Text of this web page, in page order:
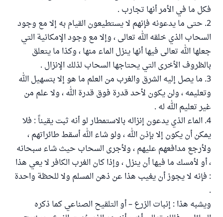
فكل ما في الأمر أنها تجارب .
2. حتى ما يدعونه فإنهم لا يستطيعون القيام به إلا مع وجود
السحاب الذي خلقه الله تعالى ، وإلا مع وجود الإمكانية التي
جعلها الله تعالى فيها أنها ينزل الماء منها ، وكذا ما يتعلق
بالظروف الأخرى التي يحتاجها السحاب لذلك الإنزال .
3. ما يصل إليه الشرق والغرب من العلم ما هو إلا بتسهيل الله
وتعليمه ، ولن يكون لأحد قدرة فوق قدرة الله ، ولا علم من
غير تعليم الله له .
4. الماء الذي يدعون إنزاله بالاستمطار لو أنه ثبت يقيناً : فلا
يمكن أن يكون إلا بإذن الله ، ولو شاء الله أسقط طائراتهم ،
ولأرجع مدافعهم عليهم ، ولأجرى السحاب حيث شاء سبحانه
، أو لأمسك ما فيها أن ينزل ، وإذا كان الغرب الكافر لا يعي هذا
: فإنه لا يجوز أن يغيب هذا عن ذهن المسلم ولا للحظة واحدة
.
ويشبه هذا : إنبات الزرع – أو التلقيح الصناعي كما ذكره